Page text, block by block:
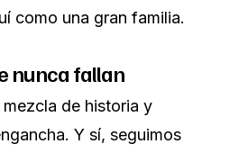
como una gran familia.
nunca fallan
de historia y
Y sí, seguimos